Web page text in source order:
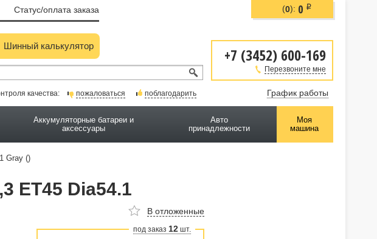
Статус/оплата заказа
+7 (3452) 600-169
Перезвоните мне
Шинный калькулятор
качества: пожаловаться поблагодарить График работы
Аккумуляторные батареи и
аксессуары
Авто
принадлежности
Моя
машина
Gray ()
ET45 Dia54.1
В отложенные
под заказ 12 шт.
(0): 0 i